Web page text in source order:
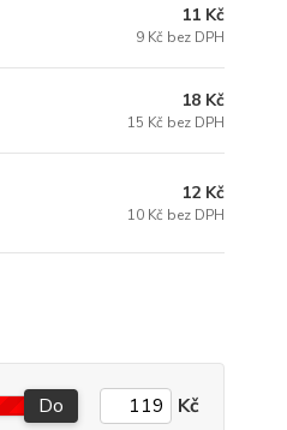
11 Kč
9 Kč bez DPH
18 Kč
15 Kč bez DPH
12 Kč
10 Kč bez DPH
Do Kč